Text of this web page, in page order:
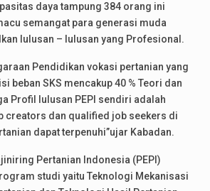
daya tampung 384 orang ini
semangat para generasi muda
lulusan – lulusan yang Profesional.
Pendidikan vokasi pertanian yang
beban SKS mencakup 40 % Teori dan
Profil lulusan PEPI sendiri adalah
creators dan qualified job seekers di
dapat terpenuhi”ujar Kabadan.
Pertanian Indonesia (PEPI)
studi yaitu Teknologi Mekanisasi